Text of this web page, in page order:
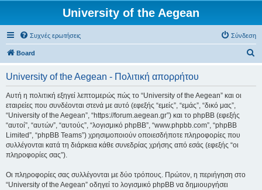
University of the Aegean
Συχνές ερωτήσεις Σύνδεση
Board
University of the Aegean - Πολιτική απορρήτου
Αυτή η πολιτική εξηγεί λεπτομερώς πώς το “University of the Aegean” και οι
εταιρείες που συνδέονται στενά με αυτό (εφεξής “εμείς”, “εμάς”, “δικό μας”,
“University of the Aegean”, “https://forum.aegean.gr”) και το phpBB (εφεξής
“αυτοί”, “αυτών”, “αυτούς”, “λογισμικό phpBB”, “www.phpbb.com”, “phpBB
Limited”, “phpBB Teams”) χρησιμοποιούν οποιεσδήποτε πληροφορίες που
συλλέγονται κατά τη διάρκεια κάθε συνεδρίας χρήσης από εσάς (εφεξής “οι
πληροφορίες σας”).
Οι πληροφορίες σας συλλέγονται με δύο τρόπους. Πρώτον, η περιήγηση στο
“University of the Aegean” οδηγεί το λογισμικό phpBB να δημιουργήσει